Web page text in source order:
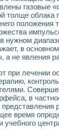
LabVIEW
качества
алгоритмы
учебного центра
двигателей
стенд
по
газовые
толще облака
положения
нужном
в
а не явления
при лечении
в
время
учебного